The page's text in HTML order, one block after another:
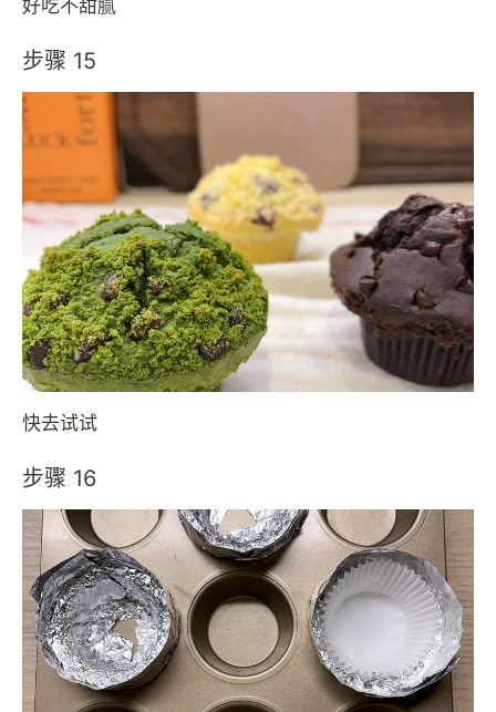
好吃不甜腻
步骤 15
快去试试
步骤 16